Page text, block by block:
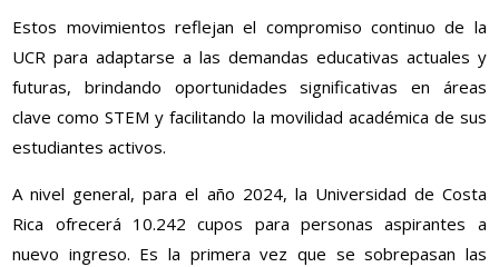
Estos movimientos reflejan el compromiso continuo de la
UCR para adaptarse a las demandas educativas actuales y
futuras, brindando oportunidades significativas en áreas
clave como STEM y facilitando la movilidad académica de sus
estudiantes activos.
A nivel general, para el año 2024, la Universidad de Costa
Rica ofrecerá 10.242 cupos para personas aspirantes a
nuevo ingreso. Es la primera vez que se sobrepasan las